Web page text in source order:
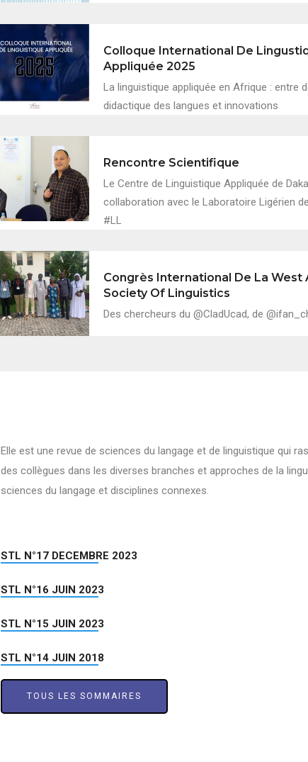
Colloque International De
Appliquée 2025
La linguistique appliquée en Afrique : entre
didactique des langues et innovations
Rencontre Scientifique
Le Centre de Linguistique Appliquée de
collaboration avec le Laboratoire Ligérien
#LL
Congrès International De La West
Society Of Linguistics
Des chercheurs du @CladUcad, de
Elle est une revue de sciences du langage et de linguistique qui
des collègues dans les diverses branches et approches de la
sciences du langage et disciplines connexes.
STL N°17 DECEMBRE 2023
STL N°16 JUIN 2023
STL N°15 JUIN 2023
STL N°14 JUIN 2018
TOUS LES SOMMAIRES